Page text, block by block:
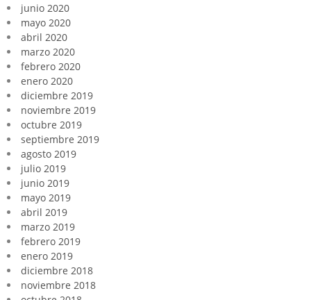
junio 2020
mayo 2020
abril 2020
marzo 2020
febrero 2020
enero 2020
diciembre 2019
noviembre 2019
octubre 2019
septiembre 2019
agosto 2019
julio 2019
junio 2019
mayo 2019
abril 2019
marzo 2019
febrero 2019
enero 2019
diciembre 2018
noviembre 2018